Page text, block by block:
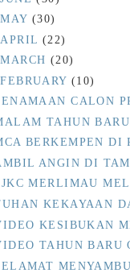
MAY (30)
APRIL (22)
MARCH (20)
FEBRUARY(10)
CALON
TAHUN
BERKEMPEN DI
ANGIN DI
MERLIMAU
KEKAYAAN
KESIBUKAN
TAHUN BARU